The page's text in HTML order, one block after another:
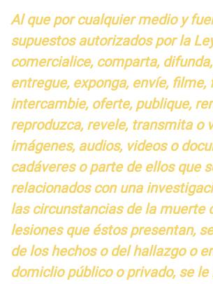
Al que por cualquier medio y
supuestos autorizados por la
comercialice, comparta,
entregue, exponga, envíe, filme,
intercambie, oferte, publique,
reproduzca, revele, transmita o
imágenes, audios, videos o
cadáveres o parte de ellos que
relacionados con una
las circunstancias de la muerte
lesiones que éstos presentan,
de los hechos o del hallazgo o
domiclio público o privado, se